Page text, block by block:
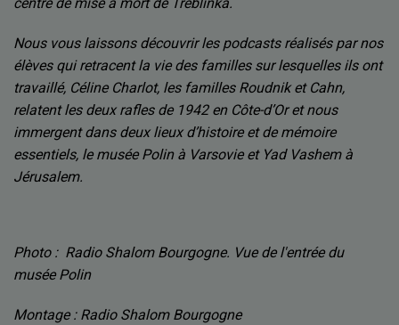
Nous vous laissons découvrir les podcasts réalisés par nos
élèves qui retracent la vie des familles sur lesquelles ils ont
travaillé, Céline Charlot, les familles Roudnik et Cahn,
relatent les deux rafles de 1942 en Côte-d’Or et nous
immergent dans deux lieux d’histoire et de mémoire
essentiels, le musée Polin à Varsovie et Yad Vashem à
Jérusalem.
Photo : Radio Shalom Bourgogne. Vue de l'entrée du
musée Polin
Montage : Radio Shalom Bourgogne